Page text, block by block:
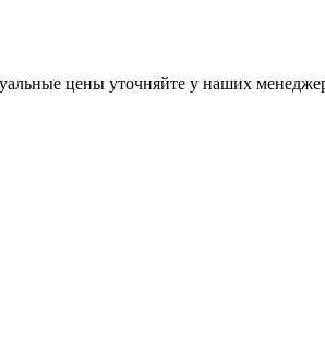
цены уточняйте у наших